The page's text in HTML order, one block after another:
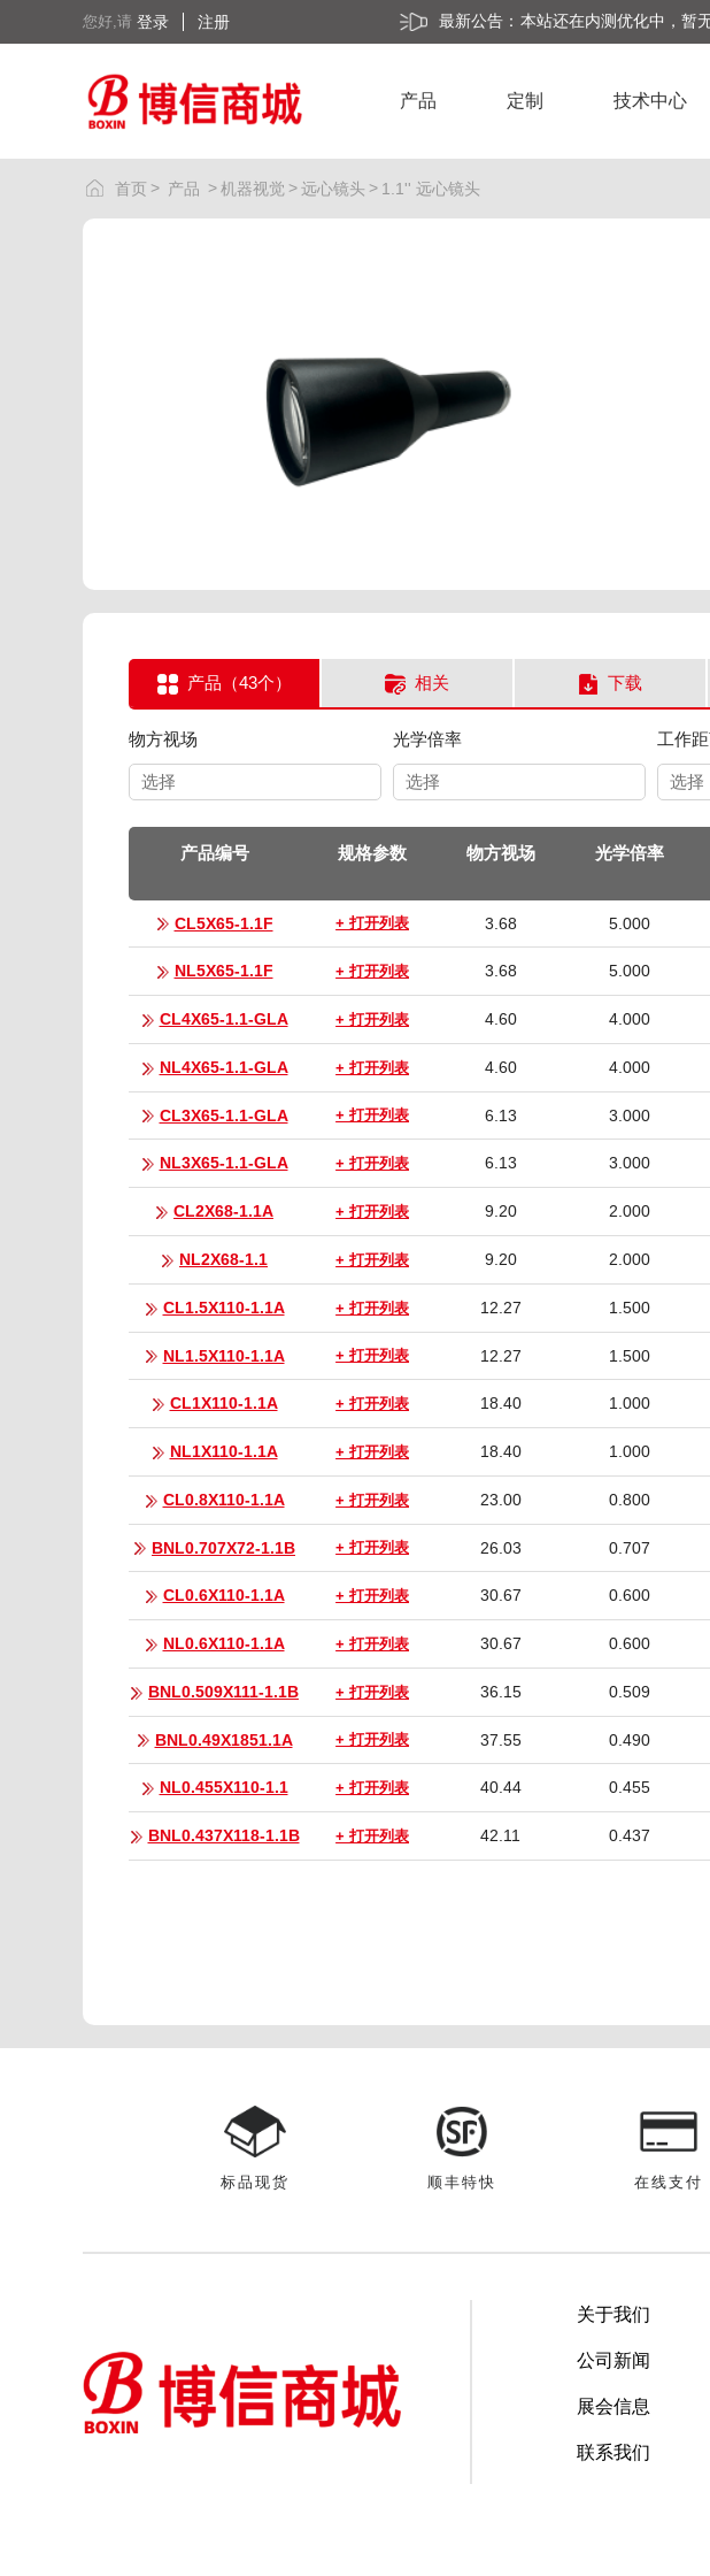
您好,请 登录 注册 最新公告： 本站还在内测优化中，暂
产品 定制 技术中心
首页 > 产品 >机器视觉 >远心镜头 > 1.1'' 远心镜头
产品（43个） 相关 下载
物方视场
选择
光学倍率
选择
工作
选择
产品编号 规格参数 物方视场 光学倍率
CL5X65-1.1F + 打开列表 3.68 5.000
NL5X65-1.1F + 打开列表 3.68 5.000
CL4X65-1.1-GLA + 打开列表 4.60 4.000
NL4X65-1.1-GLA + 打开列表 4.60 4.000
CL3X65-1.1-GLA + 打开列表 6.13 3.000
NL3X65-1.1-GLA + 打开列表 6.13 3.000
CL2X68-1.1A + 打开列表 9.20 2.000
NL2X68-1.1 + 打开列表 9.20 2.000
CL1.5X110-1.1A + 打开列表 12.27 1.500
NL1.5X110-1.1A + 打开列表 12.27 1.500
CL1X110-1.1A + 打开列表 18.40 1.000
NL1X110-1.1A + 打开列表 18.40 1.000
CL0.8X110-1.1A + 打开列表 23.00 0.800
BNL0.707X72-1.1B + 打开列表 26.03 0.707
CL0.6X110-1.1A + 打开列表 30.67 0.600
NL0.6X110-1.1A + 打开列表 30.67 0.600
BNL0.509X111-1.1B + 打开列表 36.15 0.509
BNL0.49X1851.1A + 打开列表 37.55 0.490
NL0.455X110-1.1 + 打开列表 40.44 0.455
BNL0.437X118-1.1B + 打开列表 42.11 0.437
标品现货 顺丰特快 在线支付
关于我们
公司新闻
展会信息
联系我们